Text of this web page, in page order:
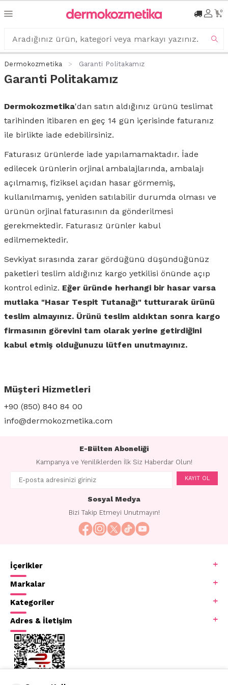
0
Dermokozmetika Garanti Politakamız
Garanti Politakamız
Dermokozmetika'dan satın aldığınız ürünü teslimat
tarihinden itibaren en geç 14 gün içerisinde faturanız
ile birlikte iade edebilirsiniz.
Faturasız ürünlerde iade yapılamamaktadır. İade
edilecek ürünlerin orjinal ambalajlarında, ambalajı
açılmamış, fiziksel açıdan hasar görmemiş,
kullanılmamış, yeniden satılabilir durumda olması ve
ürünün orjinal faturasının da gönderilmesi
gerekmektedir. Faturasız ürünler kabul
edilmemektedir.
Sevkiyat sırasında zarar gördüğünü düşündüğünüz
paketleri teslim aldığınız kargo yetkilisi önünde açıp
kontrol ediniz. Eğer üründe herhangi bir hasar varsa
mutlaka "Hasar Tespit Tutanağı" tutturarak ürünü
teslim almayınız. Ürünü teslim aldıktan sonra kargo
firmasının görevini tam olarak yerine getirdiğini
kabul etmiş olduğunuzu lütfen unutmayınız.
Müşteri Hizmetleri
+90 (850) 840 84 00
info@dermokozmetika.com
E-Bülten Aboneliği
Kampanya ve Yeniliklerden İlk Siz Haberdar Olun!
KAYIT OL
Sosyal Medya
Bizi Takip Etmeyi Unutmayın!
İçerikler
Markalar
Kategoriler
Adres & İletişim